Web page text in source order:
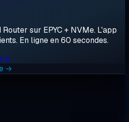
sur EPYC + NVMe. L'app
En ligne en 60 secondes.
→
→